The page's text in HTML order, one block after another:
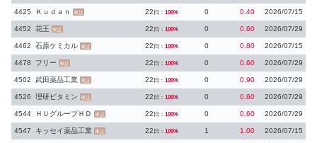
4425 Ｋｕｄａｎ 東証 22 日： 100% 0 0.40 2026/07/15
4452 花王 東証 22 日： 100% 0 0.60 2026/07/29
4462 石原ケミカル 東証 22 日： 100% 0 0.80 2026/07/15
4478 フリー 東証 22 日： 100% 0 0.60 2026/07/29
4502 武田薬品工業 東証 22 日： 100% 0 0.90 2026/07/29
4526 理研ビタミン 東証 22 日： 100% 0 0.60 2026/07/29
4544 ＨＵグループＨＤ 東証 22 日： 100% 0 0.60 2026/07/29
4547 キッセイ薬品工業 東証 22 日： 100% 1 1.00 2026/07/15